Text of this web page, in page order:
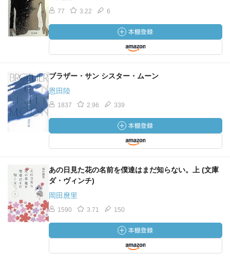
77 3.22 6
ブラザー・サン シスター・ムーン
恩田陸
1837 2.96 339
あの日見た花の名前を僕達はまだ知らない。上 (文庫
ダ・ヴィンチ)
岡田麿里
1590 3.71 150